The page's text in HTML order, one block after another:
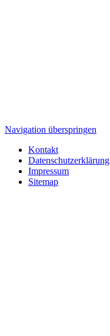
Navigation überspringen
Kontakt
Datenschutzerklärung
Impressum
Sitemap